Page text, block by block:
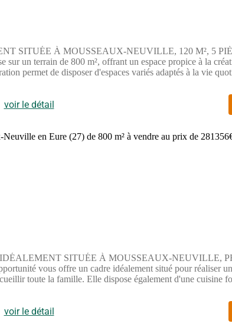
SITUÉE À MOUSSEAUX-NEUVILLE, 120 M², 5
sur un terrain de 800 m², offrant un espace propice à la
permet de disposer d'espaces variés adaptés à la vie
d'une situation calme. Les commodités de la grande
autoroutes telles que la A13, la N13, la N154 et la N12 se
CONTACTERCette maison est proposée à la vente
voir le détail
SITUÉE À MOUSSEAUX-NEUVILLE,
vous offre un cadre idéalement situé pour
toute la famille. Elle dispose également d'une cuisine
Neuville, cette commune de caractère est proche
et la N12, facilitant vos déplacements. La gare de
répondant à vos besoins quotidiens.NOUS
voir le détail